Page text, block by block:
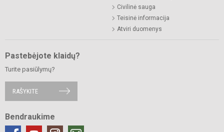
Civilinė sauga
Teisinė informacija
Atviri duomenys
Pastebėjote klaidų?
Turite pasiūlymų?
RAŠYKITE
Bendraukime